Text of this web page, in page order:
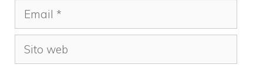
Email
Sito
web